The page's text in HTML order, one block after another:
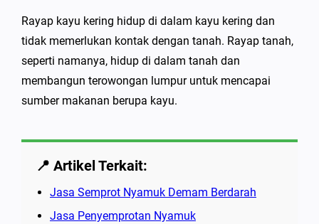
Rayap kayu kering hidup di dalam kayu kering dan
tidak memerlukan kontak dengan tanah. Rayap tanah,
seperti namanya, hidup di dalam tanah dan
membangun terowongan lumpur untuk mencapai
sumber makanan berupa kayu.
📍 Artikel Terkait:
Jasa Semprot Nyamuk Demam Berdarah
Jasa Penyemprotan Nyamuk